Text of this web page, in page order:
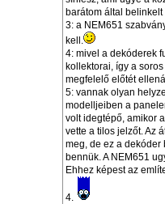
barátom által
3: a NEM651
kell.
4: mivel a dekóderek
kollektorai, így a
megfelelő előtét
5: vannak olyan
modelljeiben a
volt idegtépő, amikor
vette a tilos jelzőt. Az
meg, de ez a dekóder
bennük. A NEM651
Ehhez képest az
4.